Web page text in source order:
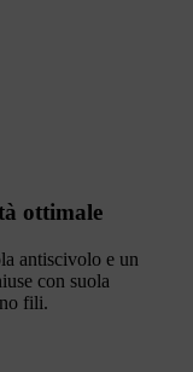
ottimale
antiscivolo e un
con suola
fili.